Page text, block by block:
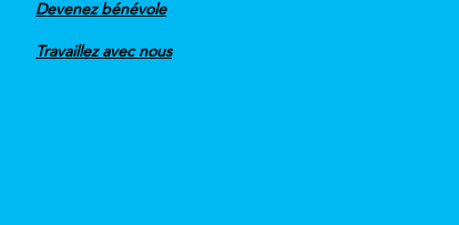
Devenez bénévole
Travaillez avec nous